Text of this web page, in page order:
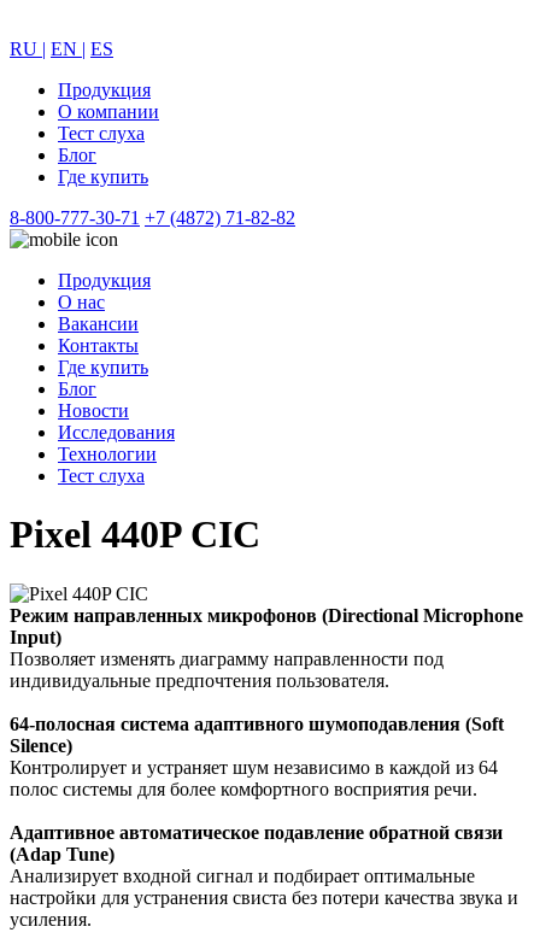
RU | EN | ES
Продукция
О компании
Тест слуха
Блог
Где купить
8-800-777-30-71 +7 (4872) 71-82-82
Продукция
О нас
Вакансии
Контакты
Где купить
Блог
Новости
Исследования
Технологии
Тест слуха
Pixel 440P CIC
Режим направленных микрофонов (Directional Microphone
Input)
Позволяет изменять диаграмму направленности под
индивидуальные предпочтения пользователя.
64-полосная система адаптивного шумоподавления (Soft
Silence)
Контролирует и устраняет шум независимо в каждой из 64
полос системы для более комфортного восприятия речи.
Адаптивное автоматическое подавление обратной связи
(Adap Tune)
Анализирует входной сигнал и подбирает оптимальные
настройки для устранения свиста без потери качества звука и
усиления.